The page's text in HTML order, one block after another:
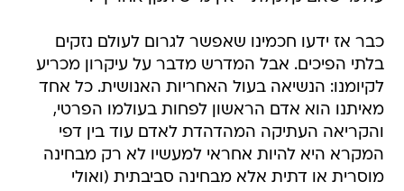
כבר אז ידעו חכמינו שאפשר לגרום לעולם נזקים
בלתי הפיכים. אבל המדרש מדבר על עיקרון מכריע
לקיומנו: הנשיאה בעול האחריות האנושית. כל אחד
מאיתנו הוא אדם הראשון לפחות בעולמו הפרטי,
והקריאה העתיקה המהדהדת לאדם עוד בין דפי
המקרא היא להיות אחראי למעשיו לא רק מבחינה
מוסרית או דתית אלא מבחינה סביבתית (ואולי